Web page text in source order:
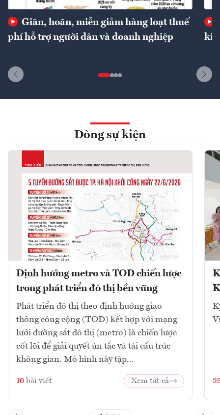
Giãn, hoãn, miễn giảm hàng loạt thuế
phí hỗ trợ người dân và doanh nghiệp
Dòng sự kiện
Định hướng metro và TOD chiến lược
trong phát triển đô thị bền vững
Phát triển đô thị theo định hướng giao
thông công cộng (TOD) kết hợp với mạng
lưới đường sắt đô thị (metro) là chiến lược
cốt lõi để giải quyết ùn tắc và tái cấu trúc
không gian. Mô hình này tập...
10 bài viết Xem tất cả